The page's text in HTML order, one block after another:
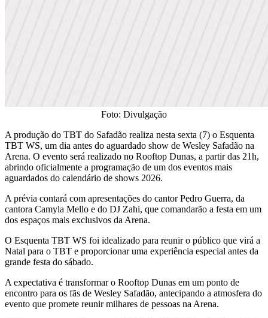
Foto: Divulgação
​A produção do TBT do Safadão realiza nesta sexta (7) o Esquenta
TBT WS, um dia antes do aguardado show de Wesley Safadão na
Arena. O evento será realizado no Rooftop Dunas, a partir das 21h,
abrindo oficialmente a programação de um dos eventos mais
aguardados do calendário de shows 2026.
​A prévia contará com apresentações do cantor Pedro Guerra, da
cantora Camyla Mello e do DJ Zahi, que comandarão a festa em um
dos espaços mais exclusivos da Arena.
​O Esquenta TBT WS foi idealizado para reunir o público que virá a
Natal para o TBT e proporcionar uma experiência especial antes da
grande festa do sábado.
A expectativa é transformar o Rooftop Dunas em um ponto de
encontro para os fãs de Wesley Safadão, antecipando a atmosfera do
evento que promete reunir milhares de pessoas na Arena.